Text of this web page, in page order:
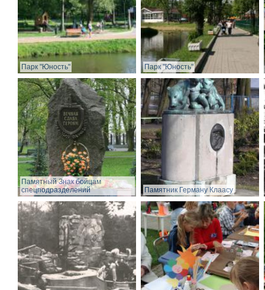
Парк "Юность" Парк "Юность"
Памятный Знак бойцам
спецподразделений
Памятник Герману Клаасу